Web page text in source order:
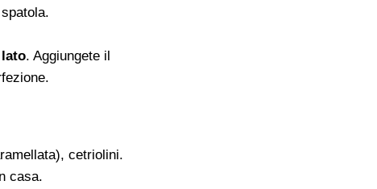
. Aggiungete il
cetriolini.
casa.